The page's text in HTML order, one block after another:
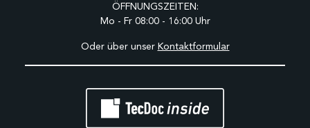
ÖFFNUNGSZEITEN:
Mo - Fr 08:00 - 16:00 Uhr
Oder über unser Kontaktformular